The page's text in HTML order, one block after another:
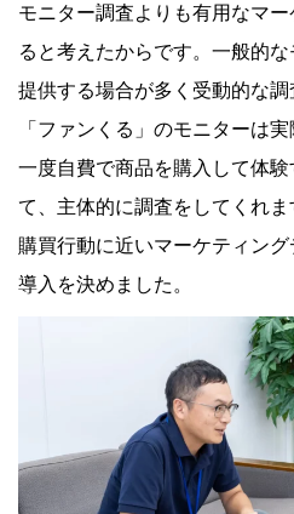
モニター調査よりも有用なマ
ると考えたからです。一般的
提供する場合が多く受動的な調
「ファンくる」のモニターは
一度自費で商品を購入して体
て、主体的に調査をしてくれ
購買行動に近いマーケティング
導入を決めました。